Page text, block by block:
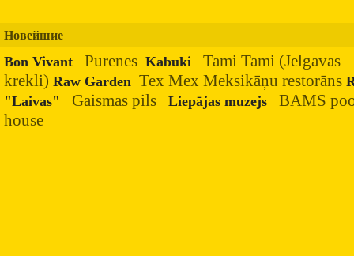
Новейшие
Bon Vivant Purenes Kabuki
Tami Tami (Jelgavas
krekli) Raw Garden Tex Mex Meksikāņu restorāns
"Laivas"
Gaismas pils Liepājas muzejs
BAMS
house